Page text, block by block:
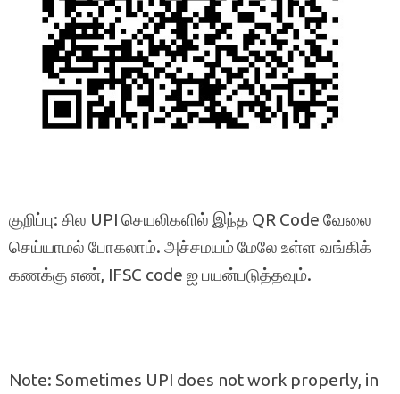
குறிப்பு: சில UPI செயலிகளில் இந்த QR Code வேலை
செய்யாமல் போகலாம். அச்சமயம் மேலே உள்ள வங்கிக்
கணக்கு எண், IFSC code ஐ பயன்படுத்தவும்.
Note: Sometimes UPI does not work properly, in